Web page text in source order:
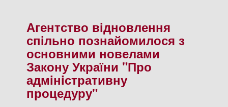
Агентство вiдновлення
спiльно познайомилося з
основними новелами
Закону України "Про
адмiнiстративну
процедуру"